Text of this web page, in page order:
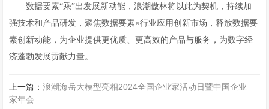
数据要素“乘”出发展新动能，浪潮傲林将以此为契机，持续加
强技术和产品研发，聚焦数据要素×行业应用创新市场，释放数据要
素创新动能，为企业提供更优质、更高效的产品与服务，为数字经
济蓬勃发展贡献力量。
上一篇：浪潮海岳大模型亮相2024全国企业家活动日暨中国企业
家年会